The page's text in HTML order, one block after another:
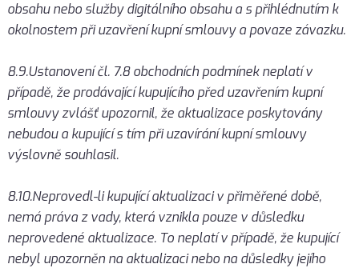
obsahu nebo služby digitálního obsahu a s přihlédnutím k
okolnostem při uzavření kupní smlouvy a povaze závazku.
8.9.Ustanovení čl. 7.8 obchodních podmínek neplatí v
případě, že prodávající kupujícího před uzavřením kupní
smlouvy zvlášť upozornil, že aktualizace poskytovány
nebudou a kupující s tím při uzavírání kupní smlouvy
výslovně souhlasil.
8.10.Neprovedl-li kupující aktualizaci v přiměřené době,
nemá práva z vady, která vznikla pouze v důsledku
neprovedené aktualizace. To neplatí v případě, že kupující
nebyl upozorněn na aktualizaci nebo na důsledky jejího